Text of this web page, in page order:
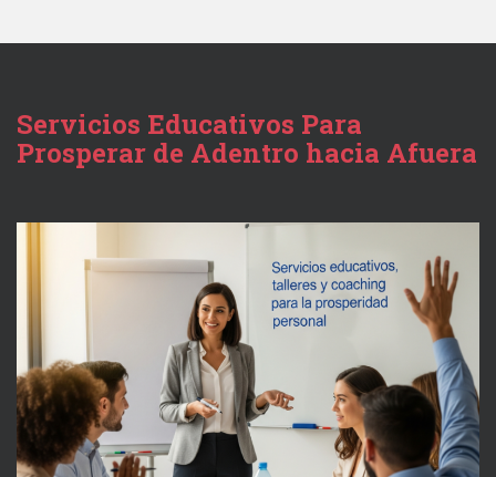
Servicios Educativos Para
Prosperar de Adentro hacia Afuera